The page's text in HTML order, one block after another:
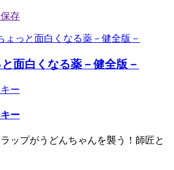
面白くなる薬－健全版－
ー
ー
ップがうどんちゃんを襲う！師匠と